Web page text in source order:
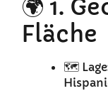
🌍 1.
Fläche
🗺️